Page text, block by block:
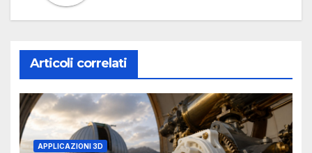
Articoli correlati
APPLICAZIONI 3D